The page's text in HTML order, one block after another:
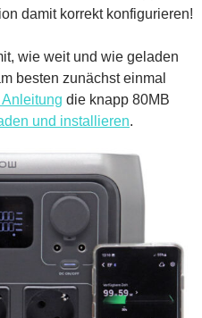
damit korrekt konfigurieren!
wie weit und wie geladen
besten zunächst einmal
die knapp 80MB
und installieren.